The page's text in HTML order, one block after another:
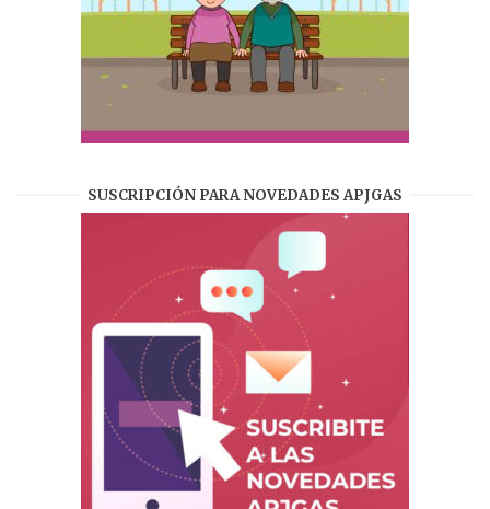
SUSCRIPCIÓN PARA NOVEDADES APJGAS